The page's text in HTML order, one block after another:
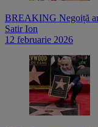
BREAKING Negoiță
Satir Ion
12 februarie 2026